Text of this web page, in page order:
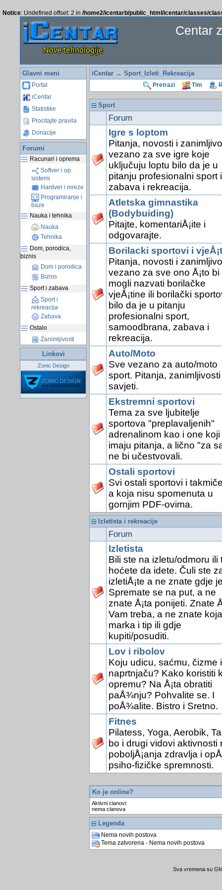
Notice: Undefined offset: 2 in /home2/icentarb/public_html/icentar/classes/
Centar
Glavni meni
Portal
iCentar
Statistike
Procitajte pravila
Donacije
Forumi
Racunari i oprema
Softver i op.
sistemi
Hardver i mreze
Programiranje i
baze
Nauka i tehnika
Nauka
Tehnika
Dom, porodica,
biznis
Dom i porodica
Biznis
Sport i zabava
Sport i
rekreacija
Zabava
Ostalo
Zanimljivosti
Linkovi
Zonic Design
iCentar→ Sport_Izleti_Rekreacija
Pretrazi Tim
Sport
Forum
Igre s loptom
Pitanja, novosti i
vezano za sve igre koje
uključuju loptu bilo da je u
pitanju profesionalni sport
zabava i rekreacija.
Atletska gimnastika
(Bodybuiding)
Pitajte, komentariÅ¡ite i
odgovarajte.
Borilacki sportovi i
Pitanja, novosti i
vezano za sve ono Å¡to bi
mogli nazvati borilačke
vjeÅ¡tine ili borilački
bilo da je u pitanju
profesionalni sport,
samoodbrana, zabava i
rekreacija.
Auto/Moto
Sve vezano za auto/moto
sport. Pitanja, zanimljivosti
savjeti.
Ekstremni sportovi
Tema za sve ljubitelje
sportova "preplavaljenih"
adrenalinom kao i one koji
imaju pitanja, a lično "za
ne bi učestvovali.
Ostali sportovi
Svi ostali sportovi i
a koja nisu spomenuta u
gornjim PDF-ovima.
Izletista i rekreacije
Forum
Izletista
Bili ste na izletu/odmoru ili
hoćete da idete. Čuli ste
izletiÅ¡te a ne znate gdje
Spremate se na put, a ne
znate Å¡ta ponijeti. Znate
Vam treba, a ne znate koja
marka i tip ili gdje
kupiti/posuditi.
Lov i ribolov
Koju udicu, saćmu, čizme
naprtnjaču? Kako koristiti
opremu? Na Å¡ta obratiti
paÅ¾nju? Pohvalite se. I
poÅ¾alite. Bistro i Sretno.
Fitnes
Pilatess, Yoga, Aerobik,
bo i drugi vidovi aktivnosti
poboljÅ¡anja zdravlja i
psiho-fizičke spremnosti.
Ko je online?
Aktivni clanovi:
nema clanova
Legenda
Nema novih postova
Tema zatvorena - Nema novih postova
Sva vremena su